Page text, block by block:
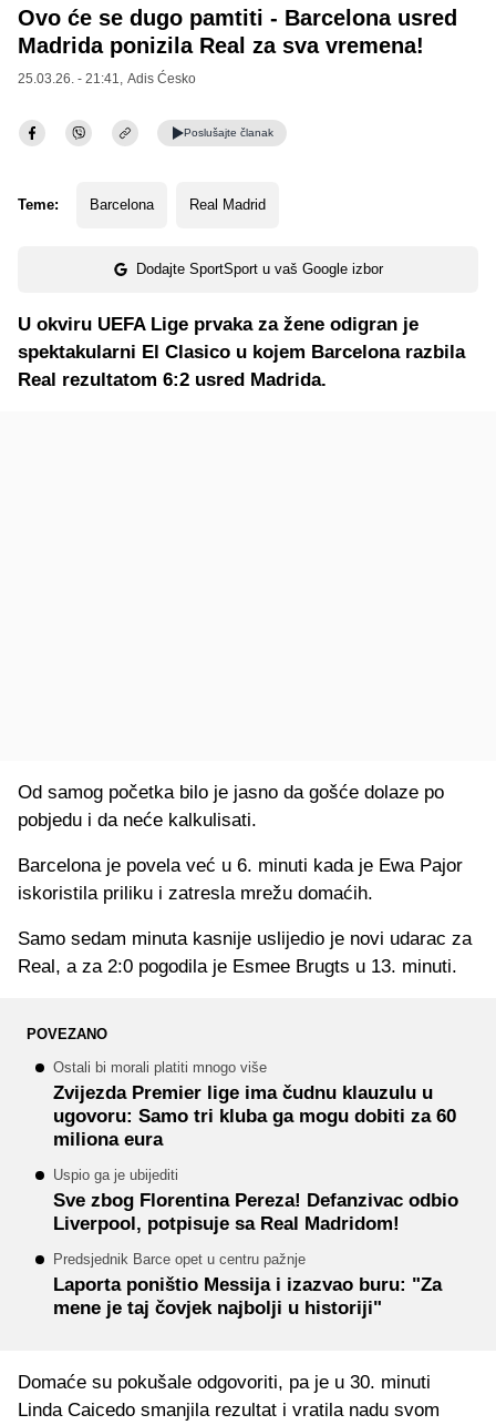
Ovo će se dugo pamtiti - Barcelona usred
Madrida ponizila Real za sva vremena!
25.03.26. - 21:41, Adis Ćesko
Poslušajte članak
Teme: Barcelona Real Madrid
Dodajte SportSport u vaš Google izbor
U okviru UEFA Lige prvaka za žene odigran je
spektakularni El Clasico u kojem Barcelona razbila
Real rezultatom 6:2 usred Madrida.
Od samog početka bilo je jasno da gošće dolaze po
pobjedu i da neće kalkulisati.
Barcelona je povela već u 6. minuti kada je Ewa Pajor
iskoristila priliku i zatresla mrežu domaćih.
Samo sedam minuta kasnije uslijedio je novi udarac za
Real, a za 2:0 pogodila je Esmee Brugts u 13. minuti.
POVEZANO
Ostali bi morali platiti mnogo više
Zvijezda Premier lige ima čudnu klauzulu u
ugovoru: Samo tri kluba ga mogu dobiti za 60
miliona eura
Uspio ga je ubijediti
Sve zbog Florentina Pereza! Defanzivac odbio
Liverpool, potpisuje sa Real Madridom!
Predsjednik Barce opet u centru pažnje
Laporta poništio Messija i izazvao buru: "Za
mene je taj čovjek najbolji u historiji"
Domaće su pokušale odgovoriti, pa je u 30. minuti
Linda Caicedo smanjila rezultat i vratila nadu svom